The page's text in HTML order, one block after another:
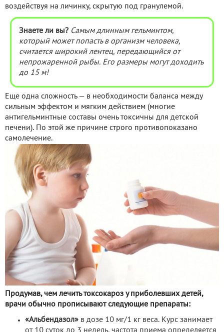
воздействуя на личинку, скрытую под гранулемой.
Знаете ли вы? Самым длинным гельминтом,
который может попасть в организм человека,
считается широкий лентец, передающийся от
непрожаренной рыбы. Его размеры могут доходить
до 15 м!
Еще одна сложность — в необходимости баланса между
сильным эффектом и мягким действием (многие
антигельминтные составы очень токсичны для детской
печени). По этой же причине строго противопоказано
самолечение.
Продумав, чем лечить токсокароз у приболевших детей,
врачи обычно прописывают следующие препараты:
«Альбендазол» в дозе 10 мг/1 кг веса. Курс занимает